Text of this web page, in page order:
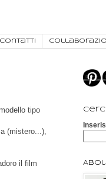
Contatti
tipo
(mistero...),
il film